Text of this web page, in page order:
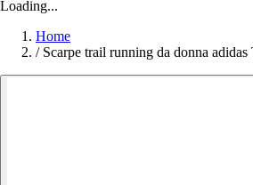
Loading...
Home
/ Scarpe trail running da donna